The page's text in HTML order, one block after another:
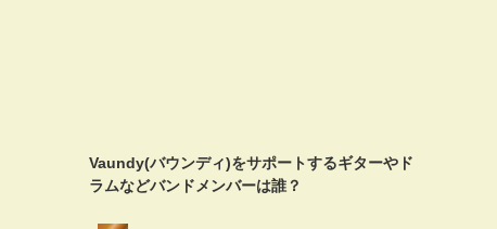
Vaundy(バウンディ)をサポートするギターやド
ラムなどバンドメンバーは誰？